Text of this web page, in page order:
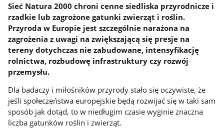
Sieć Natura 2000 chroni cenne siedliska przyrodnicze i
rzadkie lub zagrożone gatunki zwierząt i roślin.
Przyroda w Europie jest szczególnie narażona na
zagrożenia z uwagi na zwiększającą się presje na
tereny dotychczas nie zabudowane, intensyfikację
rolnictwa, rozbudowę infrastruktury czy rozwój
przemysłu.
Dla badaczy i miłośników przyrody stało się oczywiste, że
jeśli społeczeństwa europejskie będą rozwijać się w taki sam
sposób jak dotąd, to w niedługim czasie wyginie znaczna
liczba gatunków roślin i zwierząt.